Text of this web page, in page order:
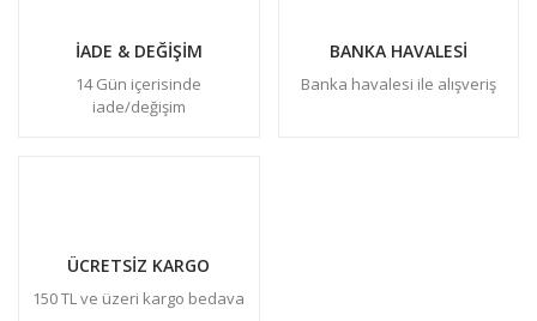
İADE & DEĞİŞİM
14 Gün içerisinde
iade/değişim
BANKA HAVALESİ
Banka havalesi ile alışveriş
ÜCRETSİZ KARGO
150 TL ve üzeri kargo bedava